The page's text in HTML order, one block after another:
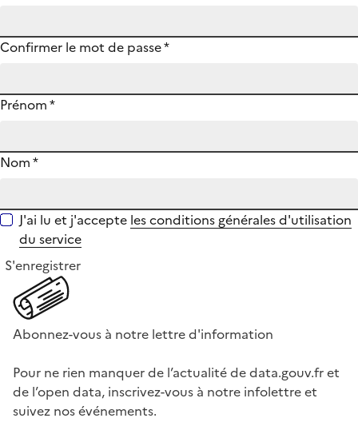
Confirmer le mot de passe*
Prénom*
Nom*
J'ai lu et j'accepte les conditions générales d'utilisation
du service
S'enregistrer
Abonnez-vous à notre lettre d'information
Pour ne rien manquer de l’actualité de data.gouv.fr et
de l’open data, inscrivez-vous à notre infolettre et
suivez nos événements.